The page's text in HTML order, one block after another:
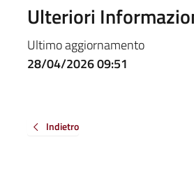
Ulteriori
Ultimo aggiornamento
28/04/2026 09:51
Indietro